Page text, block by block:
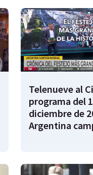
Telenueve al
programa del
diciembre de
Argentina